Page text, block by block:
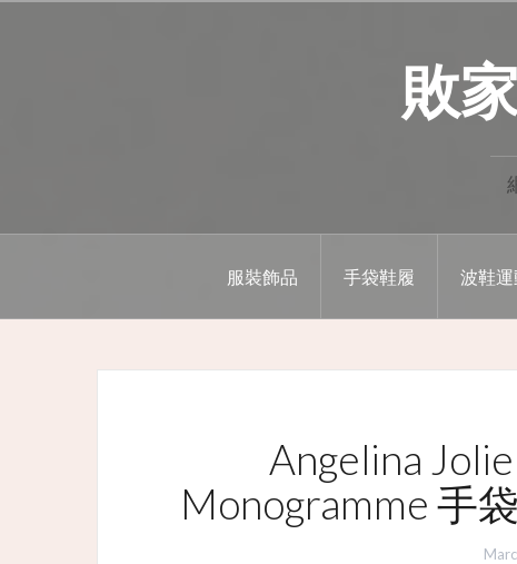
敗
服裝飾品 手袋鞋履 波鞋運
Angelina
Monogramme 手